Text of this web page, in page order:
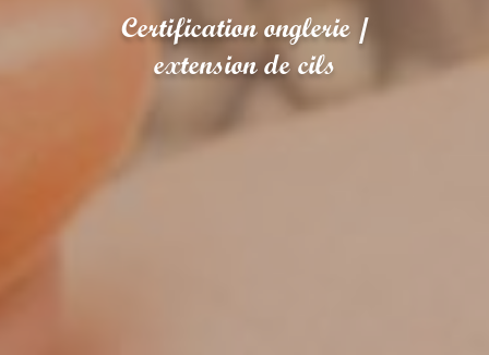
Certification onglerie /
extension de cils